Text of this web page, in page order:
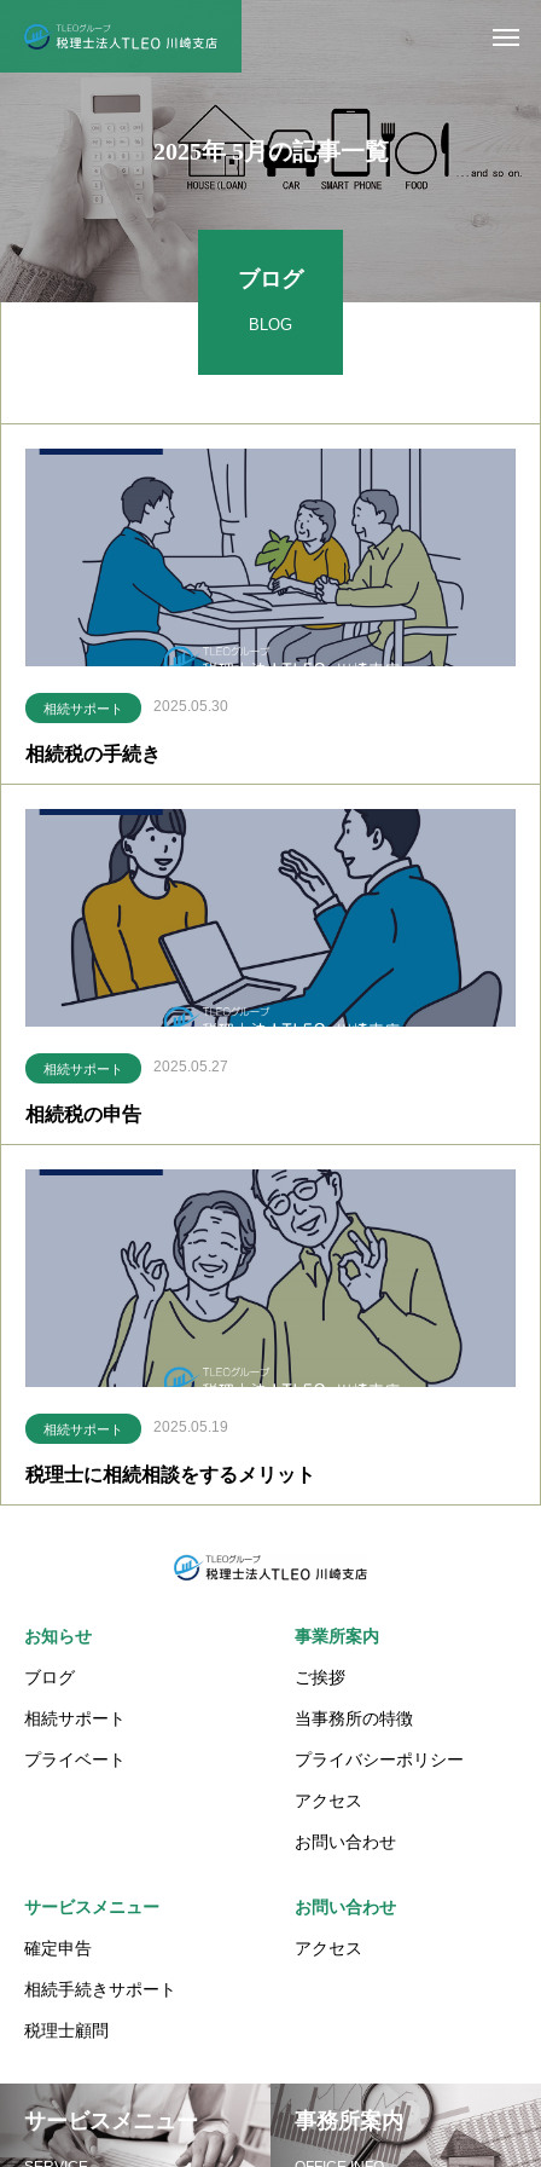
2025年 5月の記事一覧
ブログ
BLOG
相続サポート 2025.05.30
相続税の手続き
相続サポート 2025.05.27
相続税の申告
相続サポート 2025.05.19
税理士に相続相談をするメリット
お知らせ
ブログ
相続サポート
プライベート
事業所案内
ご挨拶
当事務所の特徴
プライバシーポリシー
アクセス
お問い合わせ
サービスメニュー
確定申告
相続手続きサポート
税理士顧問
お問い合わせ
アクセス
サービスメニュー 事務所案内